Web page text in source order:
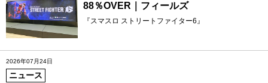
88％OVER｜フィールズ
『スマスロ ストリートファイター6』
2026年07月24日
ニュース